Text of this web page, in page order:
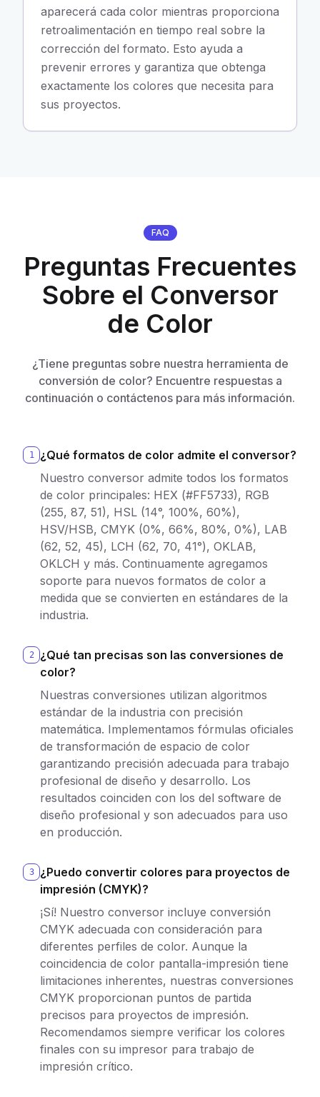
aparecerá cada color mientras proporciona
retroalimentación en tiempo real sobre la
corrección del formato. Esto ayuda a
prevenir errores y garantiza que obtenga
exactamente los colores que necesita para
sus proyectos.
FAQ
Preguntas Frecuentes
Sobre el Conversor
de Color
¿Tiene preguntas sobre nuestra herramienta de
conversión de color? Encuentre respuestas a
continuación o contáctenos para más información.
1
¿Qué formatos de color admite el conversor?
Nuestro conversor admite todos los formatos
de color principales: HEX (#FF5733), RGB
(255, 87, 51), HSL (14°, 100%, 60%),
HSV/HSB, CMYK (0%, 66%, 80%, 0%), LAB
(62, 52, 45), LCH (62, 70, 41°), OKLAB,
OKLCH y más. Continuamente agregamos
soporte para nuevos formatos de color a
medida que se convierten en estándares de la
industria.
2
¿Qué tan precisas son las conversiones de
color?
Nuestras conversiones utilizan algoritmos
estándar de la industria con precisión
matemática. Implementamos fórmulas oficiales
de transformación de espacio de color
garantizando precisión adecuada para trabajo
profesional de diseño y desarrollo. Los
resultados coinciden con los del software de
diseño profesional y son adecuados para uso
en producción.
3
¿Puedo convertir colores para proyectos de
impresión (CMYK)?
¡Sí! Nuestro conversor incluye conversión
CMYK adecuada con consideración para
diferentes perfiles de color. Aunque la
coincidencia de color pantalla-impresión tiene
limitaciones inherentes, nuestras conversiones
CMYK proporcionan puntos de partida
precisos para proyectos de impresión.
Recomendamos siempre verificar los colores
finales con su impresor para trabajo de
impresión crítico.